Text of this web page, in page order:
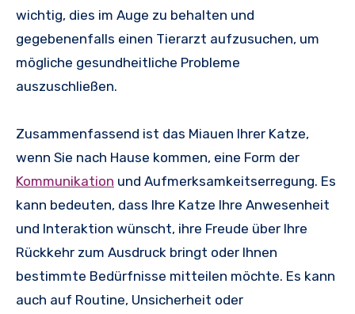
wichtig, dies im Auge zu behalten und
gegebenenfalls einen Tierarzt aufzusuchen, um
mögliche gesundheitliche Probleme
auszuschließen.
Zusammenfassend ist das Miauen Ihrer Katze,
wenn Sie nach Hause kommen, eine Form der
Kommunikation und Aufmerksamkeitserregung. Es
kann bedeuten, dass Ihre Katze Ihre Anwesenheit
und Interaktion wünscht, ihre Freude über Ihre
Rückkehr zum Ausdruck bringt oder Ihnen
bestimmte Bedürfnisse mitteilen möchte. Es kann
auch auf Routine, Unsicherheit oder